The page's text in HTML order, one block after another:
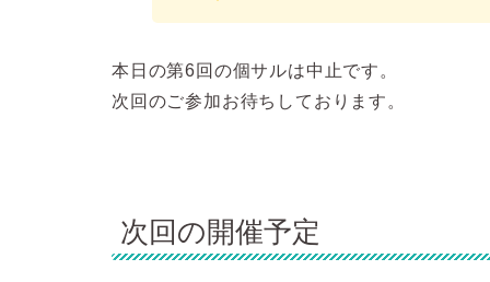
本日の第6回の個サルは中止です。
次回のご参加お待ちしております。
次回の開催予定